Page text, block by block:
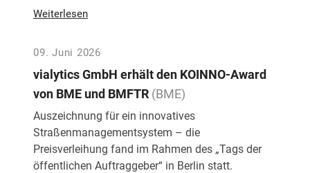
Weiterlesen
09. Juni 2026
vialytics GmbH erhält den KOINNO-Award
von BME und BMFTR (BME)
Auszeichnung für ein innovatives
Straßenmanagementsystem – die
Preisverleihung fand im Rahmen des „Tags der
öffentlichen Auftraggeber“ in Berlin statt.